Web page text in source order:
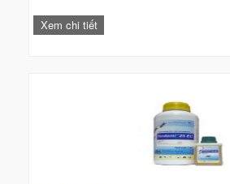
Xem chi tiết